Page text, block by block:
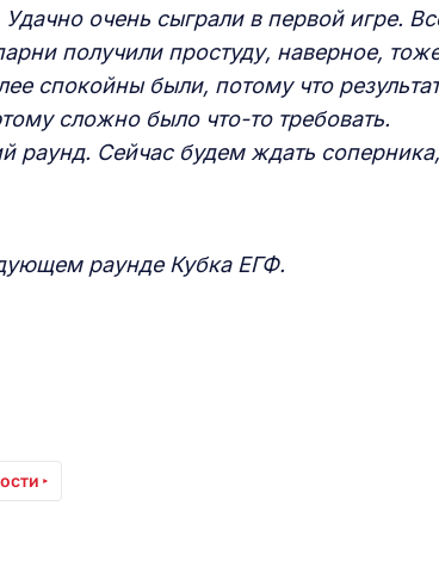
очень сыграли в первой игре. В
получили простуду, наверное,
спокойны были, потому что результат
сложно было что-то требовать.
раунд. Сейчас будем ждать соперника,
раунде Кубка ЕГФ.